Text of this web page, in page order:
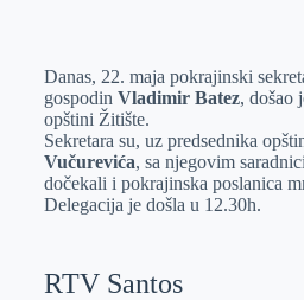
e
r
I
n
s
A
p
p
a
i
l
Danas, 22. maja pokrajinski
gospodin Vladimir Batez, došao
opštini Žitište.
Sekretara su, uz predsednika
Vučurevića, sa njegovim
dočekali i pokrajinska poslanica
Delegacija je došla u 12.30h.
RTV Santos